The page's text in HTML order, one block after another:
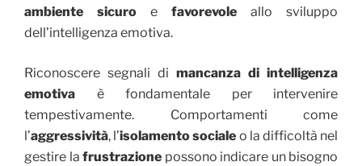
ambiente sicuro e favorevole allo sviluppo
dell’intelligenza emotiva.
Riconoscere segnali di mancanza di intelligenza
emotiva è fondamentale per intervenire
tempestivamente. Comportamenti come
l’aggressività, l’isolamento sociale o la difficoltà nel
gestire la frustrazione possono indicare un bisogno